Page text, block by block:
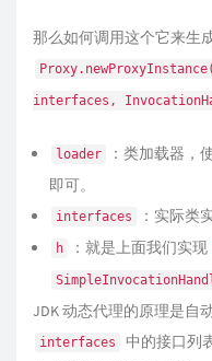
那么如何调用这个它来生
interfaces,
loader
：类加载器，
即可。
interfaces ：实际类
h ：就是上面我们实现
JDK 动态代理的原理是自
interfaces
中的接口列